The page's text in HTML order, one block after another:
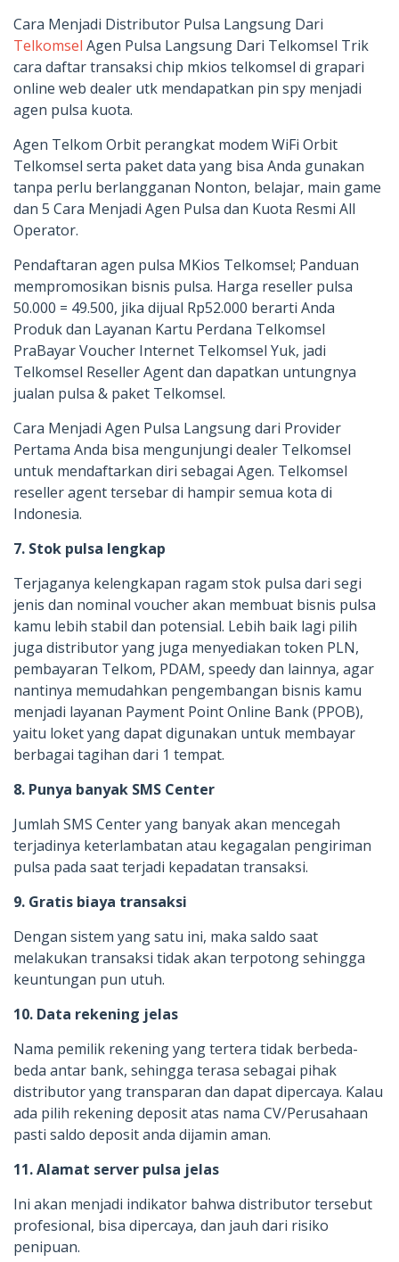
Cara Menjadi Distributor Pulsa Langsung Dari
Telkomsel Agen Pulsa Langsung Dari Telkomsel Trik
cara daftar transaksi chip mkios telkomsel di grapari
online web dealer utk mendapatkan pin spy menjadi
agen pulsa kuota.
Agen Telkom Orbit perangkat modem WiFi Orbit
Telkomsel serta paket data yang bisa Anda gunakan
tanpa perlu berlangganan Nonton, belajar, main game
dan 5 Cara Menjadi Agen Pulsa dan Kuota Resmi All
Operator.
Pendaftaran agen pulsa MKios Telkomsel; Panduan
mempromosikan bisnis pulsa. Harga reseller pulsa
50.000 = 49.500, jika dijual Rp52.000 berarti Anda
Produk dan Layanan Kartu Perdana Telkomsel
PraBayar Voucher Internet Telkomsel Yuk, jadi
Telkomsel Reseller Agent dan dapatkan untungnya
jualan pulsa & paket Telkomsel.
Cara Menjadi Agen Pulsa Langsung dari Provider
Pertama Anda bisa mengunjungi dealer Telkomsel
untuk mendaftarkan diri sebagai Agen. Telkomsel
reseller agent tersebar di hampir semua kota di
Indonesia.
7. Stok pulsa lengkap
Terjaganya kelengkapan ragam stok pulsa dari segi
jenis dan nominal voucher akan membuat bisnis pulsa
kamu lebih stabil dan potensial. Lebih baik lagi pilih
juga distributor yang juga menyediakan token PLN,
pembayaran Telkom, PDAM, speedy dan lainnya, agar
nantinya memudahkan pengembangan bisnis kamu
menjadi layanan Payment Point Online Bank (PPOB),
yaitu loket yang dapat digunakan untuk membayar
berbagai tagihan dari 1 tempat.
8. Punya banyak SMS Center
Jumlah SMS Center yang banyak akan mencegah
terjadinya keterlambatan atau kegagalan pengiriman
pulsa pada saat terjadi kepadatan transaksi.
9. Gratis biaya transaksi
Dengan sistem yang satu ini, maka saldo saat
melakukan transaksi tidak akan terpotong sehingga
keuntungan pun utuh.
10. Data rekening jelas
Nama pemilik rekening yang tertera tidak berbeda-
beda antar bank, sehingga terasa sebagai pihak
distributor yang transparan dan dapat dipercaya. Kalau
ada pilih rekening deposit atas nama CV/Perusahaan
pasti saldo deposit anda dijamin aman.
11. Alamat server pulsa jelas
Ini akan menjadi indikator bahwa distributor tersebut
profesional, bisa dipercaya, dan jauh dari risiko
penipuan.